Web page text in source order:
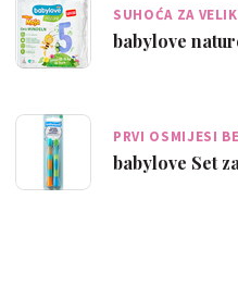
SUHOĆA ZA
babylove
PRVI OSMIJESI
babylove Set